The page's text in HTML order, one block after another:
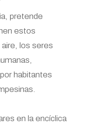
pretende
estos
los seres
habitantes
en la encíclica